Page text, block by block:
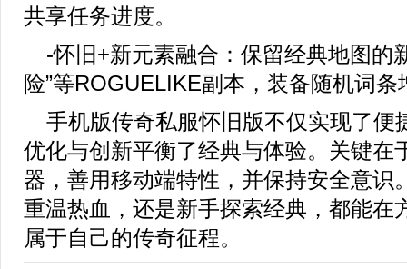
共享任务进度。
-怀旧+新元素融合：保留经典地图的
险”等ROGUELIKE副本，装备随机词
手机版传奇私服怀旧版不仅实现了便
优化与创新平衡了经典与体验。关键在
器，善用移动端特性，并保持安全意识
重温热血，还是新手探索经典，都能在
属于自己的传奇征程。